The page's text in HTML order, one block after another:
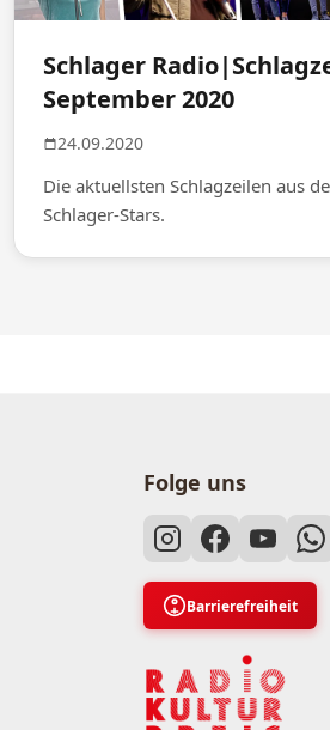
Schlager
September 2020
24.09.2020
Die aktuellsten Schlagzeilen aus
Schlager-Stars.
Folge uns
Barrierefreiheit